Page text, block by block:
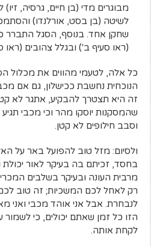
מבוגרים מדי (בן חיים, גרסיה,
לשיטה (בן בסט, אורלנדו)
שחקן אחד. בנוסף, הסגל התברר
(ראו סעיף ב') ובגלל צהובים (ראו
כל אלה, לטעמי מהווים את מכלול
הנוכחית נחשבת ככישלון, גם אם
זה היא תצטרך להבקיע, אתגר לא
שהמסקנות יוסקו מהר וכי מכבי
וסבב חילופים לא קטן.
ולסיום: מזל טוב להפועל באר על
בחסד, זכיתם בה בעיקר לאור יכולת
מרבית העונה ובעיקר בשלבים
רק לאחל לכם המשכיות; זה טוב
לנבחרת. אבל אני אוהד מכבי ואני
הזו כל זמן שאתם יכולים, כי
לקחת אותה.